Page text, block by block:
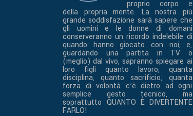
proprio corpo e
della propria mente. La nostra più
grande soddisfazione sarà sapere che
gli uomini e le donne di domani
conserveranno un ricordo indelebile di
quando hanno giocato con noi, e,
guardando una partita in TV o
(meglio) dal vivo, sapranno spiegare ai
loro figli quanto lavoro, quanta
disciplina, quanto sacrificio, quanta
forza di volontà c’è dietro ad ogni
semplice gesto tecnico, ma
soprattutto QUANTO È DIVERTENTE
FARLO!